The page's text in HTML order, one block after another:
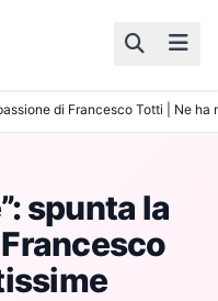
di Francesco Totti | Ne ha
spunta la